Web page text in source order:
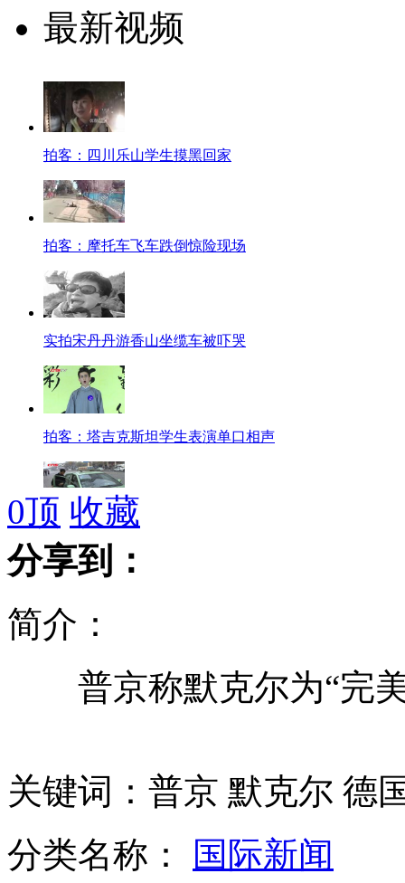
最新视频
拍客：四川乐山学生摸黑回家
拍客：摩托车飞车跌倒惊险现场
实拍宋丹丹游香山坐缆车被吓哭
拍客：塔吉克斯坦学生表演单口相声
郑州出租车引入支付宝 市民打的可网上付费
拍客：美国中学生昆明演唱《童年》
0顶 收藏
分享到：
简介：
普京称默克尔为“完美
关键词：普京 默克尔 德
分类名称：
国际新闻